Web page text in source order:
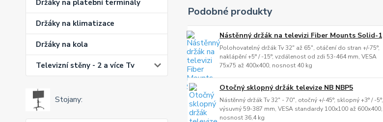
Držáky na platební terminály
Držáky na klimatizace
Držáky na kola
Televizní stěny - 2 a více Tv
Stojany:
Podobné produkty
Nástěnný držák na televizi Fiber Mounts Solid-1
Polohovatelný držák Tv 32" až 65", otáčení do stran +/-75°,
naklápění +5° / -15°, vzdálenost od zdi 53-464 mm, VESA
75x75 až 400x400, nosnost 40 kg
Otočný sklopný držák televize NB NBP5
Nástěnný držák Tv 32" - 70", otočný +/-45°, sklopný +3° / -5°,
výsuvný 59-387 mm, VESA standardy 100x100 až 600x400,
nosnost 36,4 kg